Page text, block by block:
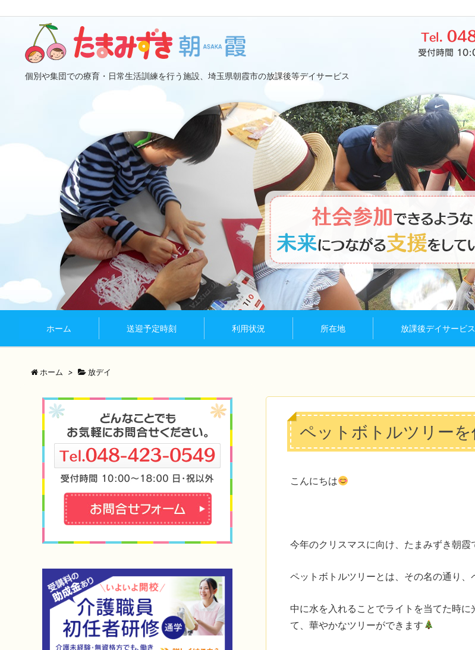
個別や集団での療育・日常生活訓練を行う施設、埼玉県朝霞市の放課後等デイサービス
ホーム 送迎予定時刻 利用状況 所在地 放課後デイサービ
ホーム > 放デイ
ペットボトルツリー
こんにちは
今年のクリスマスに向け、たまみずき朝
ペットボトルツリーとは、その名の通り、
中に水を入れることでライトを当てた時
て、華やかなツリーができます